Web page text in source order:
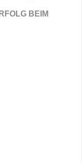
BEIM